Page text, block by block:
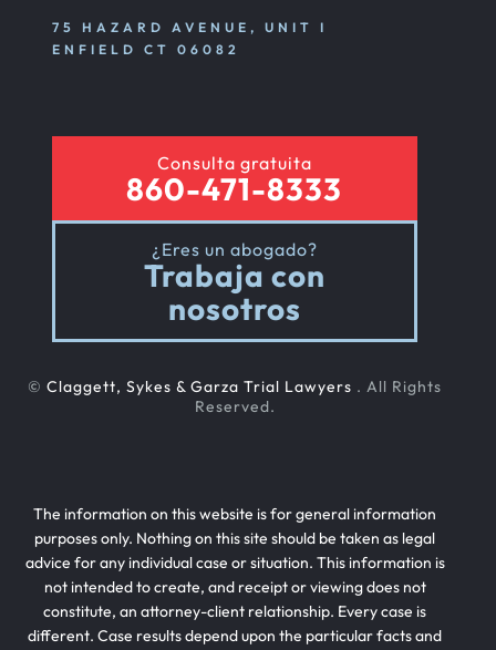
75 HAZARD AVENUE, UNIT I
ENFIELD CT 06082
Consulta gratuita
860-471-8333
¿Eres un abogado?
Trabaja con
nosotros
© Claggett, Sykes & Garza Trial Lawyers . All Rights
Reserved.
The information on this website is for general information
purposes only. Nothing on this site should be taken as legal
advice for any individual case or situation. This information is
not intended to create, and receipt or viewing does not
constitute, an attorney-client relationship. Every case is
different. Case results depend upon the particular facts and